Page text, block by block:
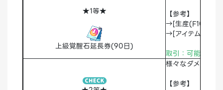
★1等★
上級覚醒石延長券(90日)
【参考】
→[生産(F10)＞細
→[アイテム(I)＞
取引：可能 破
様々なダメージ
【参考】